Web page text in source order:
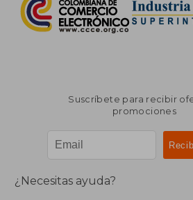
Suscríbete para recibir
promociones
¿Necesitas ayuda?